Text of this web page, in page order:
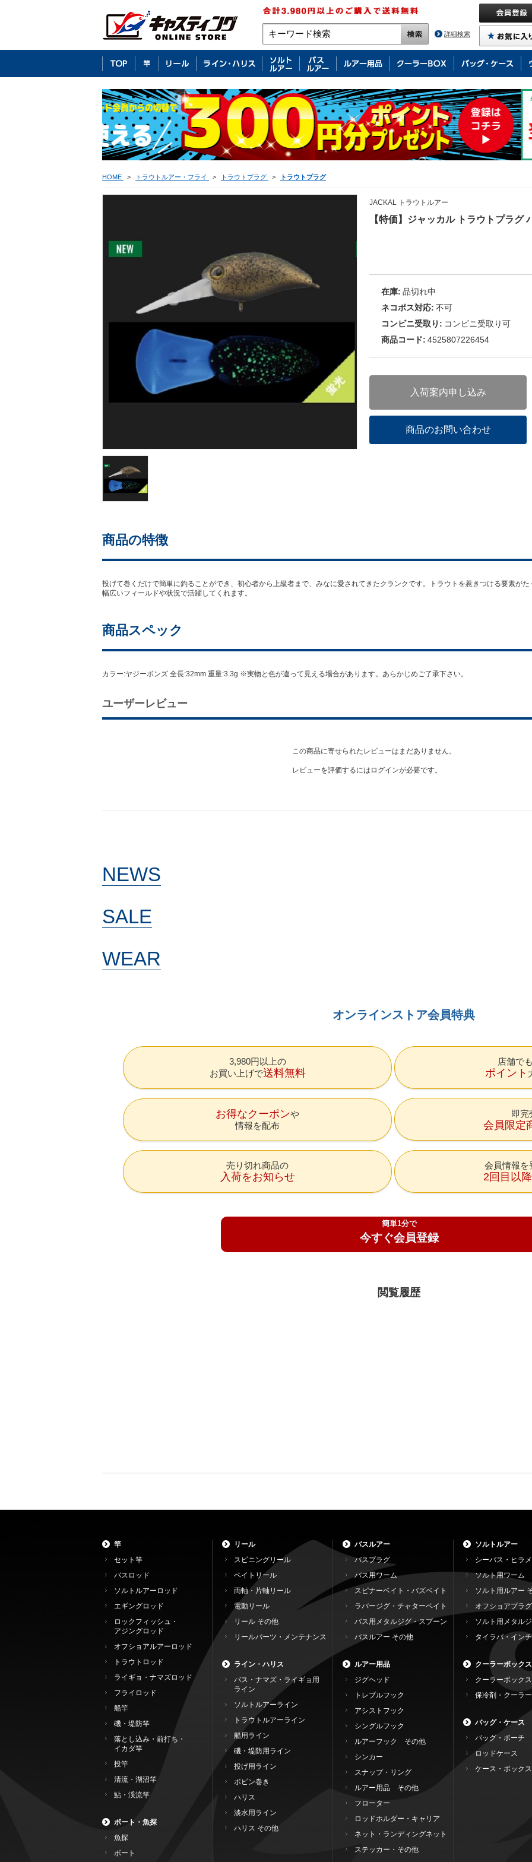
詳細検索
HOME > トラウトルアー・フライ > トラウトプラグ > トラウトプラグ
JACKAL トラウトルアー
【特価】ジャッカル トラウトプラグ
在庫: 品切れ中
ネコポス対応: 不可
コンビニ受取り: コンビニ受取り可
商品コード: 4525807226454
入荷案内申し込み
商品のお問い合わせ
商品の特徴
投げて巻くだけで簡単に釣ることができ、初心者から上級者まで、みなに愛されてきたクランクです。トラウトを惹きつける要素が
幅広いフィールドや状況で活躍してくれます。
商品スペック
カラー:ヤジーボンズ 全長:32mm 重量:3.3g ※実物と色が違って見える場合があります。あらかじめご了承下さい。
ユーザーレビュー
この商品に寄せられたレビューはまだありません。
レビューを評価するには ログインが必要です。
NEWS
SALE
WEAR
オンラインストア会員特典
3,980円以上の
お買い上げで送料無料
店舗で
ポイント
お得なクーポン
情報を配布
即完
会員限定
売り切れ商品の
入荷をお知らせ
会員情報を
2回目以
簡単1分で
今すぐ会員登録
閲覧履歴
竿
セット竿
バスロッド
ソルトルアーロッド
エギングロッド
ロックフィッシュ・
アジングロッド
オフショアルアーロッド
トラウトロッド
ライギョ・ナマズロッド
フライロッド
船竿
磯・堤防竿
落とし込み・前打ち・
イカダ竿
投竿
清流・湖沼竿
鮎・渓流竿
ボート・魚探
魚探
ボート
リール
スピニングリール
ベイトリール
両軸・片軸リール
電動リール
リール その他
リールパーツ・メンテナンス
ライン・ハリス
バス・ナマズ・ライギョ用
ライン
ソルトルアーライン
トラウトルアーライン
船用ライン
磯・堤防用ライン
投げ用ライン
ボビン巻き
ハリス
淡水用ライン
ハリス その他
バスルアー
バスプラグ
バス用ワーム
スピナーベイト・バズベイト
ラバージグ・チャターベイト
バス用メタルジグ・スプーン
バスルアー その他
ルアー用品
ジグヘッド
トレブルフック
アシストフック
シングルフック
ルアーフック その他
シンカー
スナップ・リング
ルアー用品 その他
フローター
ロッドホルダー・キャリア
ネット・ランディングネット
ステッカー・その他
ソルトルアー
シーバス・ヒラ
ソルト用ワーム
ソルト用ルアー
オフショアプラグ
ソルト用メタル
タイラバ・イン
クーラーボックス
クーラーボックス
保冷剤・クーラ
バッグ・ケース
バッグ・ポーチ
ロッドケース
ケース・ボックス